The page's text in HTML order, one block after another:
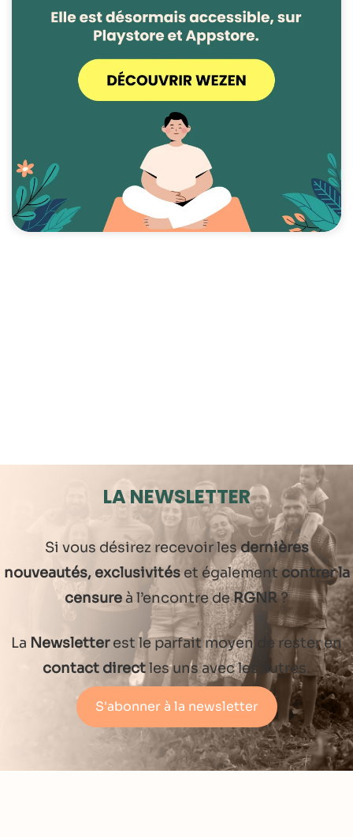
LA NEWSLETTER
Si vous désirez recevoir lesdernières
nouveautés, exclusivitéset également contrer la
censureà l’encontre deRGNR?
La Newsletterest le parfait moyen de rester en
contact directles uns avec les autres.
S'abonner à la newsletter